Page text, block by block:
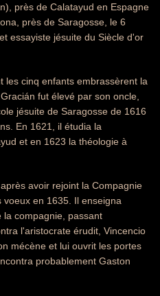
près de Calatayud en Espagne
près de Saragosse, le 6
essayiste jésuite du Siècle d'or
les cinq enfants embrassèrent la
fut élevé par son oncle,
jésuite de Saragosse de 1616
En 1621, il étudia la
et en 1623 la théologie à
avoir rejoint la Compagnie
en 1635. Il enseigna
la compagnie, passant
l'aristocrate érudit, Vincencio
mécène et lui ouvrit les portes
probablement Gaston